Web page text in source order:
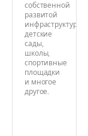
собственной
развитой
инфраструктурой:
детские
сады,
школы,
спортивные
площадки
и многое
другое.